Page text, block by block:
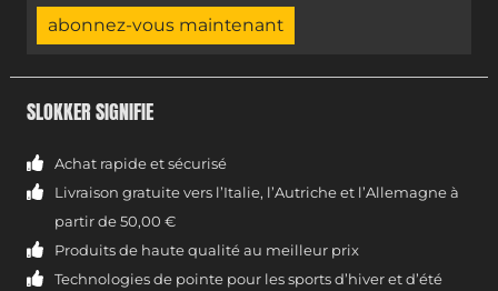
abonnez-vous maintenant
SLOKKER SIGNIFIE
Achat rapide et sécurisé
Livraison gratuite vers l’Italie, l’Autriche et l’Allemagne à
partir de 50,00 €
Produits de haute qualité au meilleur prix
Technologies de pointe pour les sports d’hiver et d’été